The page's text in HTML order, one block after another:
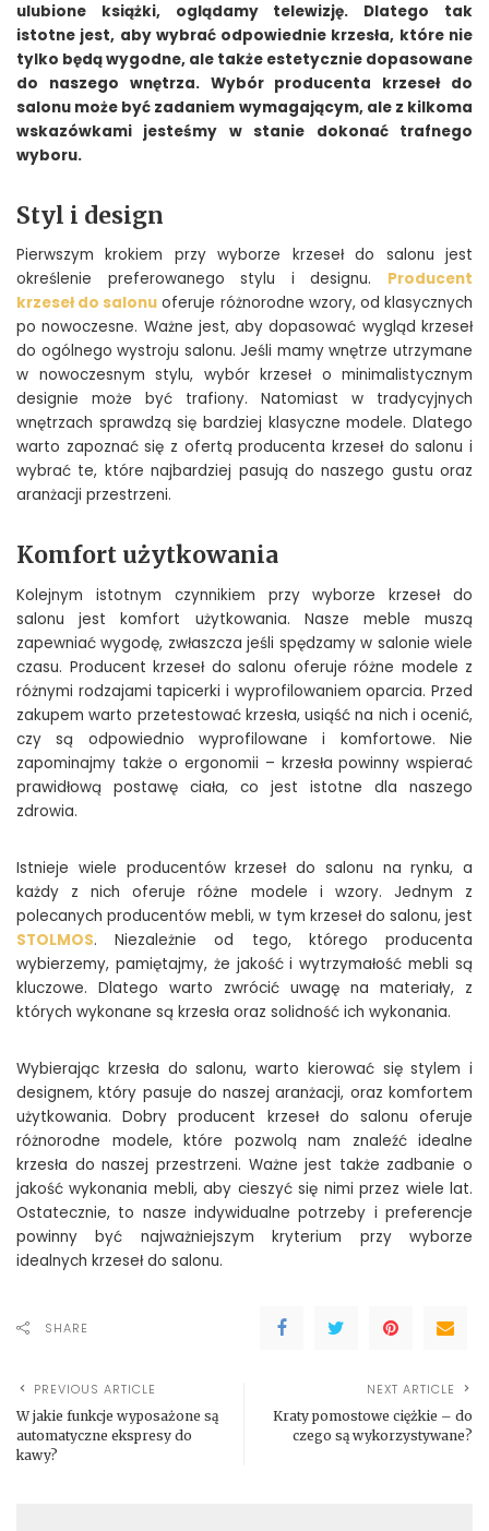
ulubione książki, oglądamy telewizję. Dlatego tak
istotne jest, aby wybrać odpowiednie krzesła, które nie
tylko będą wygodne, ale także estetycznie dopasowane
do naszego wnętrza. Wybór producenta krzeseł do
salonu może być zadaniem wymagającym, ale z kilkoma
wskazówkami jesteśmy w stanie dokonać trafnego
wyboru.
Styl i design
Pierwszym krokiem przy wyborze krzeseł do salonu jest
określenie preferowanego stylu i designu. Producent
krzeseł do salonu oferuje różnorodne wzory, od klasycznych
po nowoczesne. Ważne jest, aby dopasować wygląd krzeseł
do ogólnego wystroju salonu. Jeśli mamy wnętrze utrzymane
w nowoczesnym stylu, wybór krzeseł o minimalistycznym
designie może być trafiony. Natomiast w tradycyjnych
wnętrzach sprawdzą się bardziej klasyczne modele. Dlatego
warto zapoznać się z ofertą producenta krzeseł do salonu i
wybrać te, które najbardziej pasują do naszego gustu oraz
aranżacji przestrzeni.
Komfort użytkowania
Kolejnym istotnym czynnikiem przy wyborze krzeseł do
salonu jest komfort użytkowania. Nasze meble muszą
zapewniać wygodę, zwłaszcza jeśli spędzamy w salonie wiele
czasu. Producent krzeseł do salonu oferuje różne modele z
różnymi rodzajami tapicerki i wyprofilowaniem oparcia. Przed
zakupem warto przetestować krzesła, usiąść na nich i ocenić,
czy są odpowiednio wyprofilowane i komfortowe. Nie
zapominajmy także o ergonomii – krzesła powinny wspierać
prawidłową postawę ciała, co jest istotne dla naszego
zdrowia.
Istnieje wiele producentów krzeseł do salonu na rynku, a
każdy z nich oferuje różne modele i wzory. Jednym z
polecanych producentów mebli, w tym krzeseł do salonu, jest
STOLMOS. Niezależnie od tego, którego producenta
wybierzemy, pamiętajmy, że jakość i wytrzymałość mebli są
kluczowe. Dlatego warto zwrócić uwagę na materiały, z
których wykonane są krzesła oraz solidność ich wykonania.
Wybierając krzesła do salonu, warto kierować się stylem i
designem, który pasuje do naszej aranżacji, oraz komfortem
użytkowania. Dobry producent krzeseł do salonu oferuje
różnorodne modele, które pozwolą nam znaleźć idealne
krzesła do naszej przestrzeni. Ważne jest także zadbanie o
jakość wykonania mebli, aby cieszyć się nimi przez wiele lat.
Ostatecznie, to nasze indywidualne potrzeby i preferencje
powinny być najważniejszym kryterium przy wyborze
idealnych krzeseł do salonu.
SHARE
PREVIOUS ARTICLE
W jakie funkcje wyposażone są
automatyczne ekspresy do
kawy?
NEXT ARTICLE
Kraty pomostowe ciężkie – do
czego są wykorzystywane?